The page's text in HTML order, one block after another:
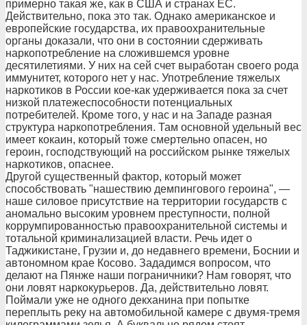
примерно такая же, как в США и странах ЕС.
Действительно, пока это так. Однако американское и
европейские государства, их правоохранительные
органы доказали, что они в состоянии сдерживать
наркопотребление на сложившемся уровне
десятилетиями. У них на сей счет выработан своего рода
иммунитет, которого нет у нас. Употребление тяжелых
наркотиков в России кое-как удерживается пока за счет
низкой платежеспособности потенциальных
потребителей. Кроме того, у нас и на Западе разная
структура наркопотребления. Там основной удельный вес
имеет кокаин, который тоже смертельно опасен, но
героин, господствующий на российском рынке тяжелых
наркотиков, опаснее.
Другой существенный фактор, который может
способствовать "нашествию демпингового героина", —
наше силовое присутствие на территории государств с
аномально высоким уровнем преступности, полной
коррумпированностью правоохранительной системы и
тотальной криминализацией власти. Речь идет о
Таджикистане, Грузии и, до недавнего времени, Боснии и
автономном крае Косово. Зададимся вопросом, что
делают на Пянже наши пограничники? Нам говорят, что
они ловят наркокурьеров. Да, действительно ловят.
Поймали уже не одного декханина при попытке
переплыть реку на автомобильной камере с двумя-тремя